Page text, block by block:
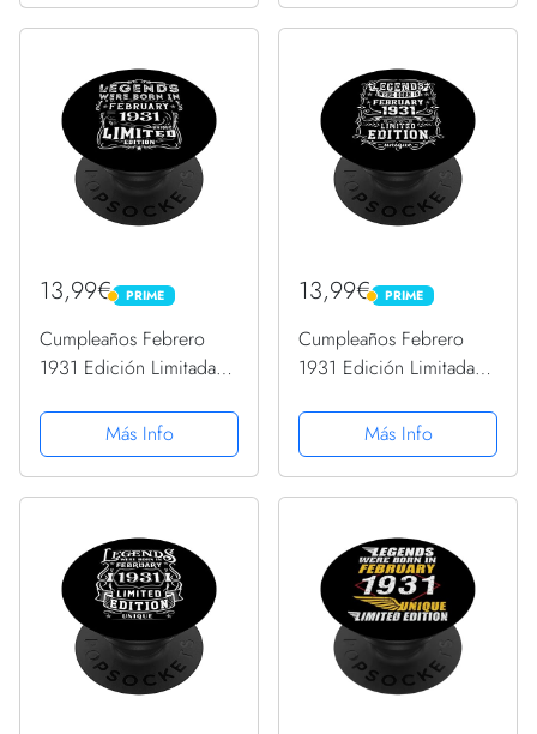
13,99€ PRIME
PRIME
Cumpleaños Febrero
1931 Edición Limitada
PopSockets PopGrip
Intercambiable
Más Info
13,99€ PRIME
PRIME
Cumpleaños Febrero
1931 Edición Limitada
PopSockets PopGrip
Intercambiable
Más Info